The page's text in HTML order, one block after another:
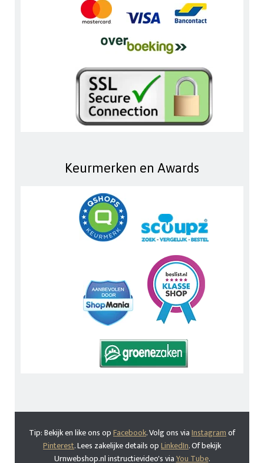
Keurmerken en Awards
Tip: Bekijk en like ons opFacebook. Volg ons viaInstagramof
Pinterest. Lees zakelijke details opLinkedIn. Of bekijk
Urnwebshop.nl instructievideo's viaYou Tube.